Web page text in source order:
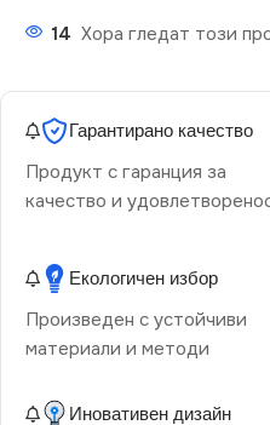
14 Хора гледат този
Гарантирано качество
Продукт с гаранция за
качество и
Екологичен избор
Произведен с устойчиви
материали и методи
Иновативен дизайн